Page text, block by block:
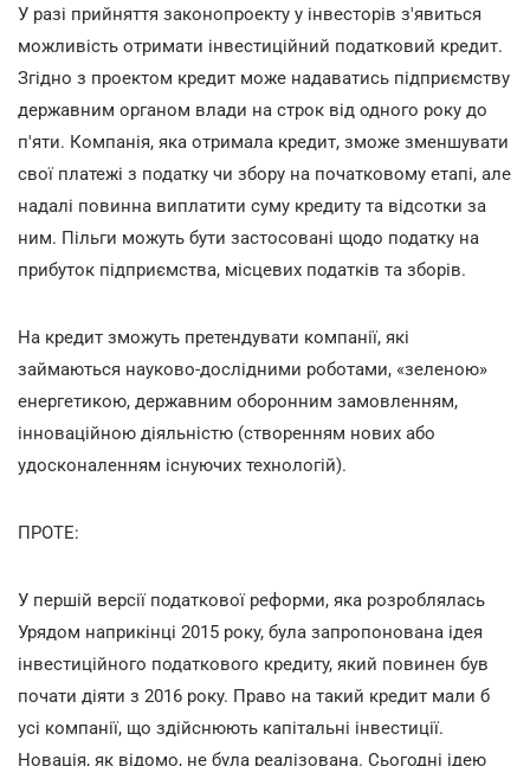
У разі прийняття законопроекту у інвесторів з'явиться
можливість отримати інвестиційний податковий кредит.
Згідно з проектом кредит може надаватись підприємству
державним органом влади на строк від одного року до
п'яти. Компанія, яка отримала кредит, зможе зменшувати
свої платежі з податку чи збору на початковому етапі, але
надалі повинна виплатити суму кредиту та відсотки за
ним. Пільги можуть бути застосовані щодо податку на
прибуток підприємства, місцевих податків та зборів.
На кредит зможуть претендувати компанії, які
займаються науково-дослідними роботами, «зеленою»
енергетикою, державним оборонним замовленням,
інноваційною діяльністю (створенням нових або
удосконаленням існуючих технологій).
ПРОТЕ:
У першій версії податкової реформи, яка розроблялась
Урядом наприкінці 2015 року, була запропонована ідея
інвестиційного податкового кредиту, який повинен був
почати діяти з 2016 року. Право на такий кредит мали б
усі компанії, що здійснюють капітальні інвестиції.
Новація, як відомо, не була реалізована. Сьогодні ідею